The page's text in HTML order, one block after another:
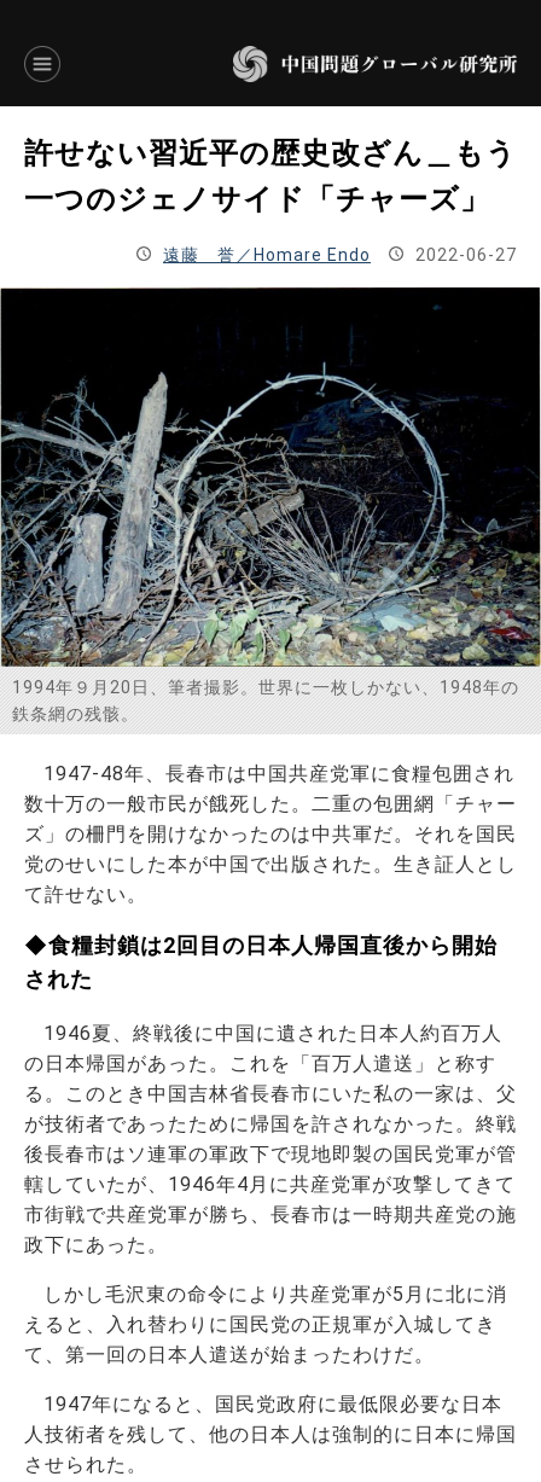
言語別アーカイブ
ENGLISH
研究員
研究所概要
設立趣意書
お問い合わせ
許せない習近平の歴史改ざん＿もう
一つのジェノサイド「チャーズ」
遠藤 誉／Homare Endo 2022-06-27
1994年９月20日、筆者撮影。世界に一枚しかない、1948年の
鉄条網の残骸。
1947‐48年、長春市は中国共産党軍に食糧包囲され
数十万の一般市民が餓死した。二重の包囲網「チャー
ズ」の柵門を開けなかったのは中共軍だ。それを国民
党のせいにした本が中国で出版された。生き証人とし
て許せない。
◆食糧封鎖は2回目の日本人帰国直後から開始
された
1946夏、終戦後に中国に遺された日本人約百万人
の日本帰国があった。これを「百万人遣送」と称す
る。このとき中国吉林省長春市にいた私の一家は、父
が技術者であったために帰国を許されなかった。終戦
後長春市はソ連軍の軍政下で現地即製の国民党軍が管
轄していたが、1946年4月に共産党軍が攻撃してきて
市街戦で共産党軍が勝ち、長春市は一時期共産党の施
政下にあった。
しかし毛沢東の命令により共産党軍が5月に北に消
えると、入れ替わりに国民党の正規軍が入城してき
て、第一回の日本人遣送が始まったわけだ。
1947年になると、国民党政府に最低限必要な日本
人技術者を残して、他の日本人は強制的に日本に帰国
させられた。